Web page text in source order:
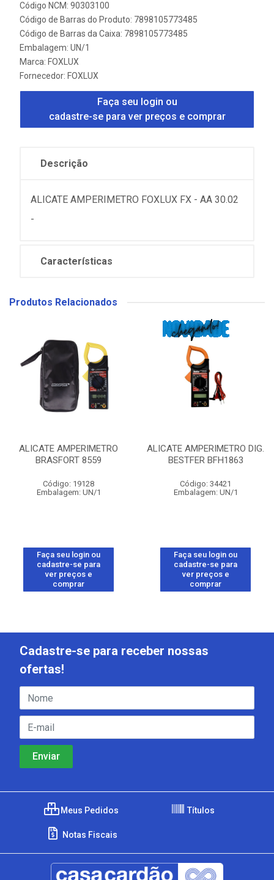
Código NCM: 90303100
Código de Barras do Produto: 7898105773485
Código de Barras da Caixa: 7898105773485
Embalagem: UN/1
Marca: FOXLUX
Fornecedor: FOXLUX
Faça seu login ou
cadastre-se para ver preços e comprar
Descrição
ALICATE AMPERIMETRO FOXLUX FX - AA 30.02
-
Características
Produtos Relacionados
ALICATE AMPERIMETRO
BRASFORT 8559
Código: 19128
Embalagem: UN/1
Faça seu login ou
cadastre-se para
ver preços e
comprar
ALICATE AMPERIMETRO DIG.
BESTFER BFH1863
Código: 34421
Embalagem: UN/1
Faça seu login ou
cadastre-se para
ver preços e
comprar
Cadastre-se para receber nossas
ofertas!
Meus Pedidos Títulos
Notas Fiscais